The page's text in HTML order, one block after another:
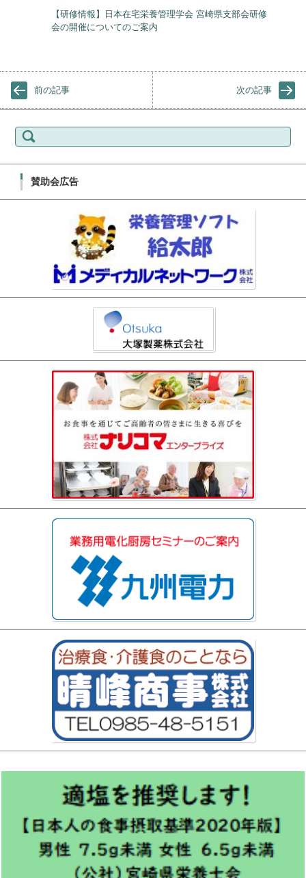
【研修情報】日本在宅栄養管理学会 宮崎県支部会研修
会の開催についてのご案内
前の記事 次の記事
賛助会広告